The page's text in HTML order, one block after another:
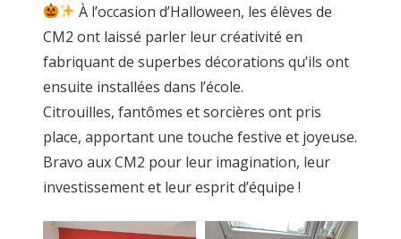
À l’occasion d’Halloween, les élèves de
CM2 ont laissé parler leur créativité en
fabriquant de superbes décorations qu’ils ont
ensuite installées dans l’école.
Citrouilles, fantômes et sorcières ont pris
place, apportant une touche festive et joyeuse.
Bravo aux CM2 pour leur imagination, leur
investissement et leur esprit d’équipe !